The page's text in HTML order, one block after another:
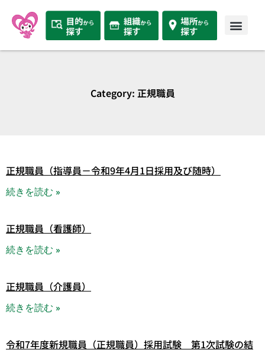
Category: 正規職員
正規職員（指導員－令和9年4月1日採用及び随時）
続きを読む »
正規職員（看護師）
続きを読む »
正規職員（介護員）
続きを読む »
令和7年度新規職員（正規職員）採用試験 第1次試験の結